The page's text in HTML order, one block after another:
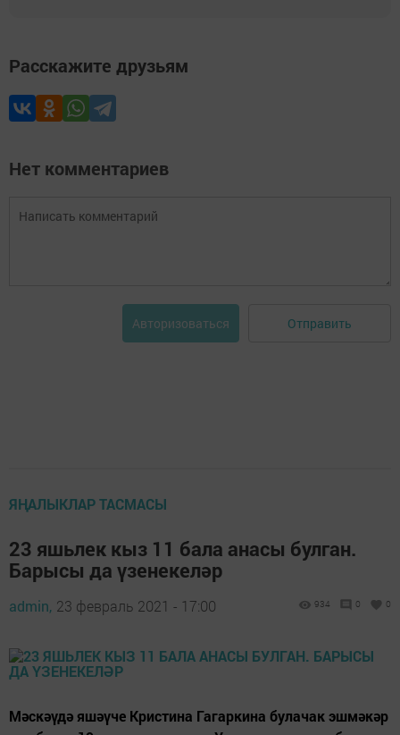
Расскажите друзьям
Нет комментариев
Авторизоваться Отправить
ЯҢАЛЫКЛАР ТАСМАСЫ
23 яшьлек кыз 11 бала анасы булган.
Барысы да үзенекеләр
admin, 23 февраль 2021 - 17:00 934 0 0
Мәскәүдә яшәүче Кристина Гагаркина булачак эшмәкәр